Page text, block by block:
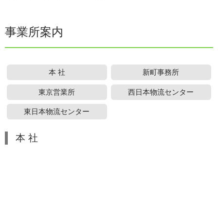
事業所案内
本 社 新町事務所
東京営業所 西日本物流センター
東日本物流センター
本 社